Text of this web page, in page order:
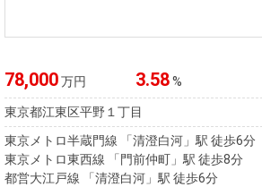
78,000万円 3.58%
東京都江東区平野１丁目
東京メトロ半蔵門線 「清澄白河」駅 徒歩6分
東京メトロ東西線 「門前仲町」駅 徒歩8分
都営大江戸線 「清澄白河」駅 徒歩6分